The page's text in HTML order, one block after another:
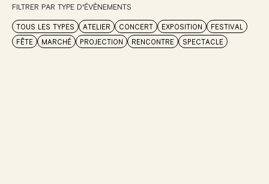
FILTRER PAR TYPE D'ÉVÈNEMENTS
TOUS LES TYPES ATELIER CONCERT EXPOSITION
FESTIVAL
FÊTE
MARCHÉ PROJECTION RENCONTRE SPECTACLE